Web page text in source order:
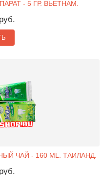
- 5 ГР. ВЬЕТНАМ.
ЧАЙ - 160 ML. ТАИЛАНД.